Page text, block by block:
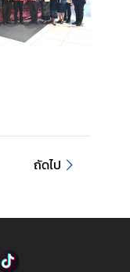
ถัดไป